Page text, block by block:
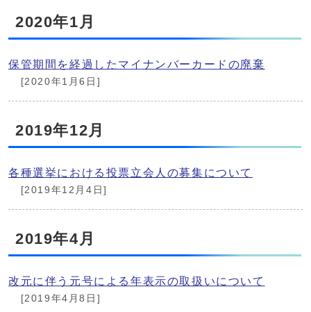
2020年1月
保管期間を経過したマイナンバーカードの廃棄
[2020年1月6日]
2019年12月
各種選挙における投票立会人の募集について
[2019年12月4日]
2019年4月
改元に伴う元号による年表示の取扱いについて
[2019年4月8日]